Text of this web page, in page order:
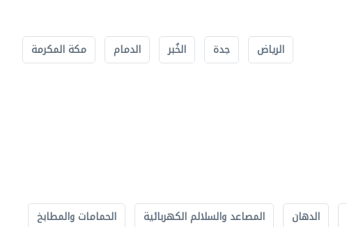
الرياض جدة الخُبر الدمام مكة المكرمة
الدهان المصاعد والسلالم الكهربائية
الحمامات والمطابخ